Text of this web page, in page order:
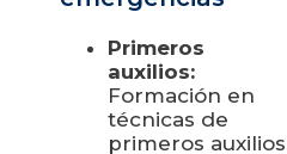
Primeros
auxilios:
Formación en
técnicas de
primeros auxilios